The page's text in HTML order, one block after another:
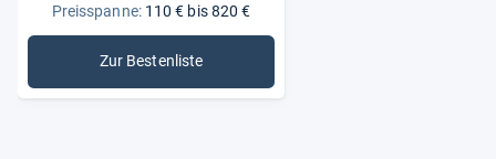
Preisspanne:110 € bis 820 €
Zur Bestenliste
: Dashcams